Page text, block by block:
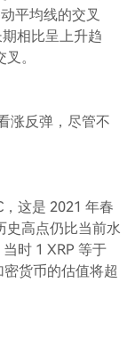
平均线的交叉
相比呈上升趋
。
涨反弹，尽管不
这是 2021 年春
史高点仍比当前水
时 1 XRP 等于
货币的估值将超